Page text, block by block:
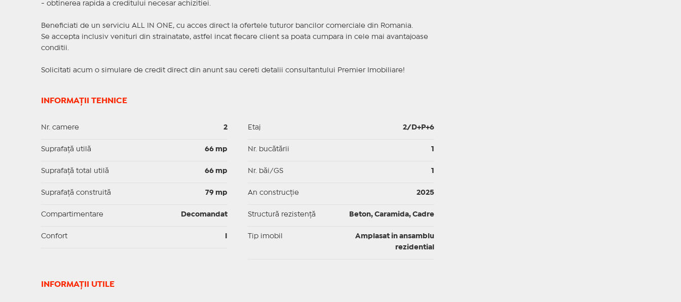
- obtinerea rapida a creditului necesar achizitiei.
Beneficiati de un serviciu ALL IN ONE, cu acces direct la ofertele tuturor bancilor comerciale din Romania.
Se accepta inclusiv venituri din strainatate, astfel incat fiecare client sa poata cumpara in cele mai avantajoase
conditii.
Solicitati acum o simulare de credit direct din anunt sau cereti detalii consultantului Premier Imobiliare!
INFORMAȚII TEHNICE
Nr. camere 2
Suprafaţă utilă 66 mp
Suprafaţă total utilă 66 mp
Suprafaţă construită 79 mp
Compartimentare Decomandat
Confort
Etaj 2/D+P+6
Nr. bucătării
Nr. băi/GS
An construcție 2025
Structură rezistență Beton, Caramida, Cadre
Tip imobil
Amplasat in ansamblu
rezidential
INFORMAŢII UTILE